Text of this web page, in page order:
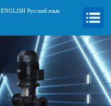
|ENGLISH |Русский язык